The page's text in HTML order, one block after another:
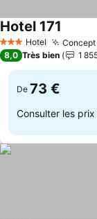
3 ÉtoilesHotel Concept
Hotel 171
8,0 Très bien 1
De 73 €
Consulter les